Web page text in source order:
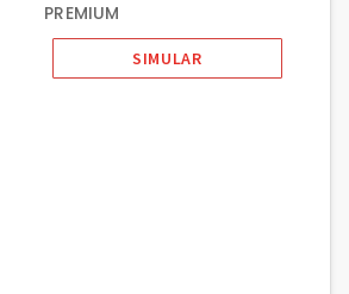
PREMIUM
SIMULAR